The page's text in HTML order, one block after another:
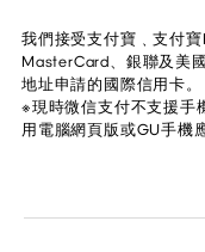
我們接受支付寶﹑支付
MasterCard、銀聯及美
地址申請的國際信用卡
※現時微信支付不支援手
用電腦網頁版或GU手機